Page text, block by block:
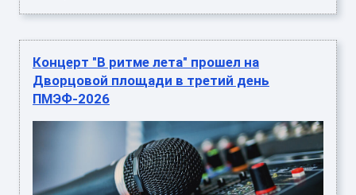
Концерт "В ритме лета" прошел на
Дворцовой площади в третий день
ПМЭФ-2026